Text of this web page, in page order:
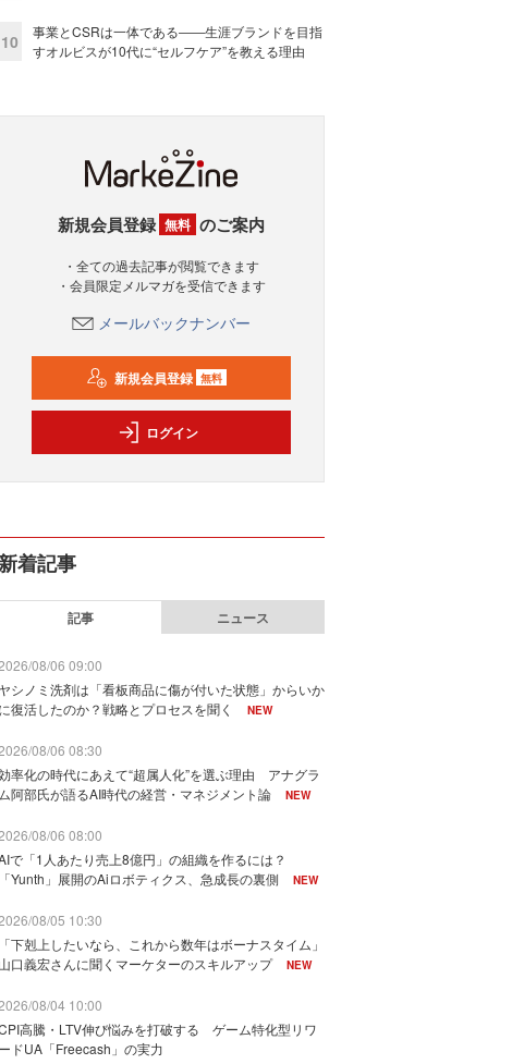
10
事業とCSRは一体である――生涯ブランドを目指
すオルビスが10代に“セルフケア”を教える理由
新規会員登録 無料 のご案内
・全ての過去記事が閲覧できます
・会員限定メルマガを受信できます
メールバックナンバー
新規会員登録 無料
ログイン
着記事
記事 ニュース
08/06 09:00
ヤシノミ洗剤は「看板商品に傷が付いた状態」からいか
に復活したのか？戦略とプロセスを聞く
NEW
08/06 08:30
率化の時代にあえて“超属人化”を選ぶ理由 アナグラ
ム阿部氏が語るAI時代の経営・マネジメント論
NEW
08/06 08:00
で「1人あたり売上8億円」の組織を作るには？
「Yunth」展開のAiロボティクス、急成長の裏側
NEW
08/05 10:30
「下剋上したいなら、これから数年はボーナスタイム」
山口義宏さんに聞くマーケターのスキルアップ
NEW
08/04 10:00
高騰・LTV伸び悩みを打破する ゲーム特化型リワ
ードUA「Freecash」の実力